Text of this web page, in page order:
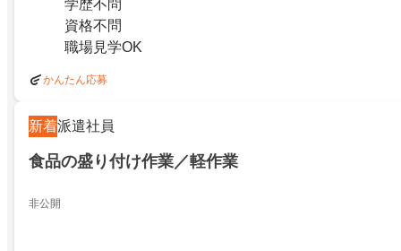
学歴不問
資格不問
職場見学OK
かんたん応募
新着派遣社員
食品の盛り付け作業／軽作業
非公開